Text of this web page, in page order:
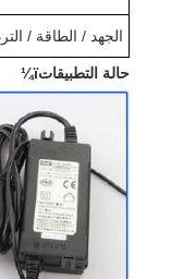
الجهد / الطاقة /
حالة التطبيقاتï¼